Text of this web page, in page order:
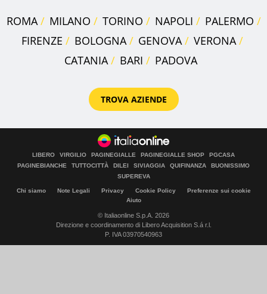
ROMA MILANO TORINO NAPOLI
PALERMO
FIRENZE
BOLOGNA GENOVA
VERONA
CATANIA
BARI PADOVA
TROVA AZIENDE
LIBERO VIRGILIO PAGINEGIALLE PAGINEGIALLE SHOP
PGCASA
PAGINEBIANCHE
TUTTOCITTÀ DILEI SIVIAGGIA QUIFINANZA
BUONISSIMO
SUPEREVA
Chi siamo Note Legali Privacy Cookie Policy
Preferenze sui cookie
Aiuto
© Italiaonline S.p.A. 2026
Direzione e coordinamento di Libero Acquisition S.á r.l.
P. IVA 03970540963